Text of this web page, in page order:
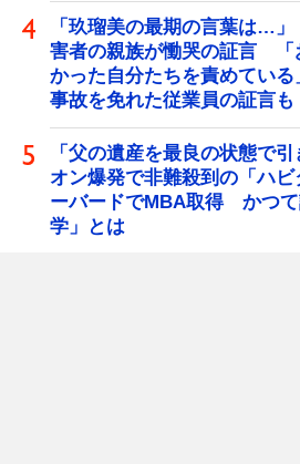
「玖瑠美の最期の言葉は…
害者の親族が慟哭の証言 「
かった自分たちを責めてい
事故を免れた従業員の証言も
「父の遺産を最良の状態で
オン爆発で非難殺到の「ハ
ーバードでMBA取得 かつ
学」とは